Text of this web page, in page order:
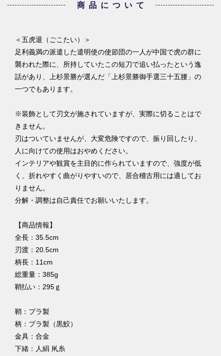
商品について
＜五虎退（ごこたい）＞
足利義満の派遣した遣明使の使節団の一人が中国で虎の群に
襲われた際に、所持していたこの短刀で追い払ったという逸
話があり、上杉景勝が選んだ「上杉景勝御手選三十五腰」の
一つでもあります。
※装飾として刃文が施されていますが、実際に切ることはで
きません。
刃はついていませんが、大変危険ですので、振り回したり、
人に向けての使用はおやめください。
インテリアや観賞を主目的に作られていますので、強度が低
く、折れやすく曲がりやすいので、居合稽古用には適してお
りません。
分解・調整は自己責任でお願いいたします。
【商品情報】
全長：35.5cm
刃渡：20.5cm
柄長：11cm
総重量：385g
鞘払い：295ｇ
鞘：プラ製
柄：プラ製（黒鮫）
金具：合金
下緒：人絹 鼡糸